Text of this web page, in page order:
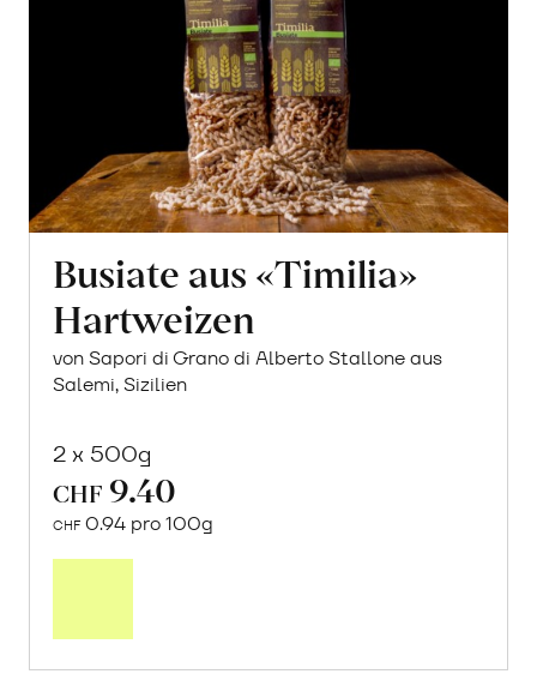
Busiate aus «Timilia»
Hartweizen
von Sapori di Grano di Alberto Stallone aus
Salemi, Sizilien
2 x 500g
CHF 9.40
CHF 0.94 pro 100g